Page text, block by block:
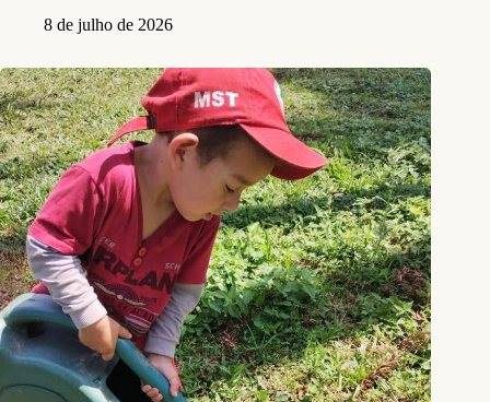
8 de julho de 2026